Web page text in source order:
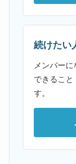
続けたい
メンバー
できること
す。